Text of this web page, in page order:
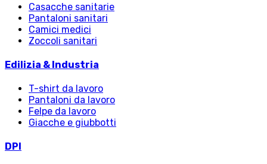
Casacche sanitarie
Pantaloni sanitari
Camici medici
Zoccoli sanitari
Edilizia & Industria
T-shirt da lavoro
Pantaloni da lavoro
Felpe da lavoro
Giacche e giubbotti
DPI